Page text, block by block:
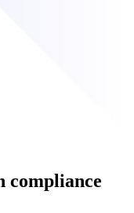
compliance